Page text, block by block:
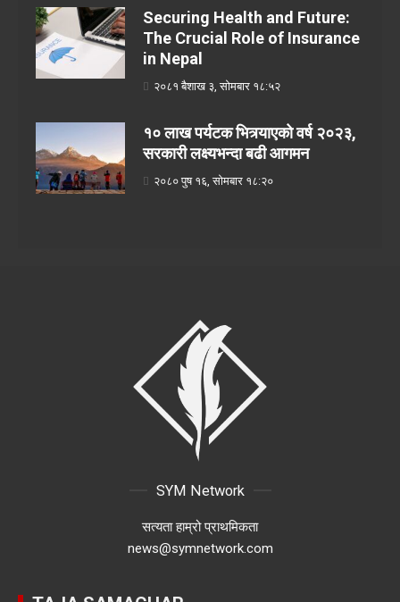
Securing Health and Future:
The Crucial Role of Insurance
in Nepal
२०८१ बैशाख ३, सोमबार १८:५२
१० लाख पर्यटक भित्र्याएको वर्ष २०२३,
सरकारी लक्ष्यभन्दा बढी आगमन
२०८० पुष १६, सोमबार १८:२०
SYM Network
सत्यता हाम्रो प्राथमिकता
news@symnetwork.com